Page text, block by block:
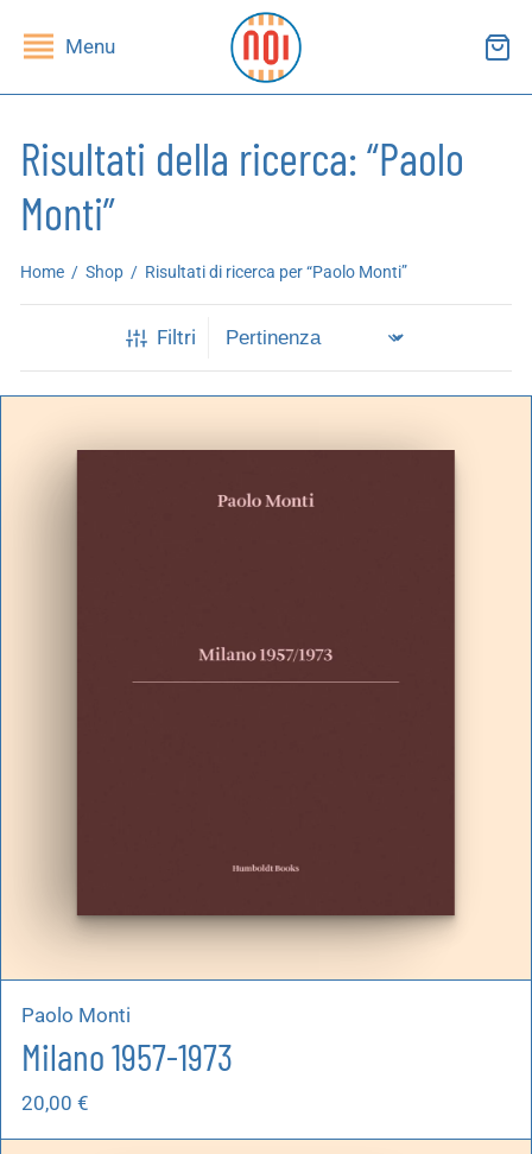
Menu
Risultati della ricerca: “Paolo
Monti”
Home / Shop / Risultati di ricerca per “Paolo Monti”
Filtri
Paolo Monti
Milano 1957-1973
20,00 €
DI LETTURA